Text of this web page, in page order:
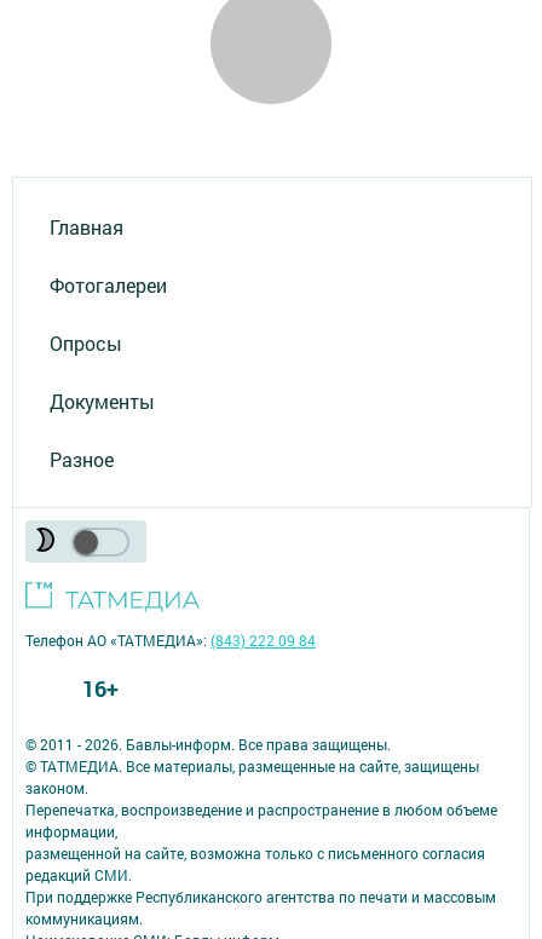
Главная
Фотогалереи
Опросы
Документы
Разное
© 2011 - 2026. Бавлы-информ. Все права защищены.
© ТАТМЕДИА. Все материалы, размещенные на сайте, защищены
законом.
Перепечатка, воспроизведение и распространение в любом объеме
информации,
размещенной на сайте, возможна только с письменного согласия
редакций СМИ.
При поддержке Республиканского агентства по печати и массовым
коммуникациям.
Телефон АО «ТАТМЕДИА»:(843) 222 09 84
16+